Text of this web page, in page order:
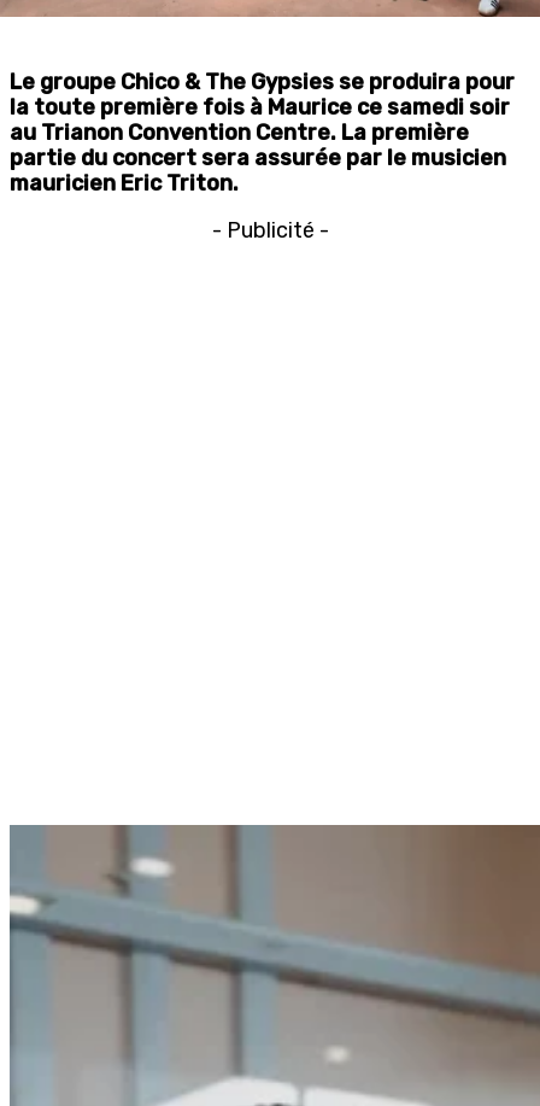
Le groupe Chico & The Gypsies se produira pour
la toute première fois à Maurice ce samedi soir
au Trianon Convention Centre. La première
partie du concert sera assurée par le musicien
mauricien Eric Triton.
- Publicité -